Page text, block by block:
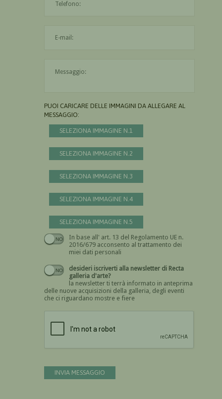
PUOI CARICARE DELLE IMMAGINI DA ALLEGARE AL
MESSAGGIO:
SELEZIONA IMMAGINE N.1
SELEZIONA IMMAGINE N.2
SELEZIONA IMMAGINE N.3
SELEZIONA IMMAGINE N.4
SELEZIONA IMMAGINE N.5
In base all' art. 13 del Regolamento UE n.
2016/679 acconsento al trattamento dei
miei dati personali
Devi dare il consenso
desideri iscriverti alla newsletter di Recta
galleria d'arte?
la newsletter ti terrà informato in anteprima
delle nuove acquisizioni della galleria, degli eventi
che ci riguardano mostre e fiere
INVIA MESSAGGIO